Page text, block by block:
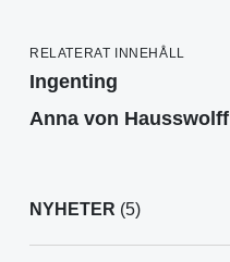
RELATERAT INNEHÅLL
Ingenting
Anna von Hausswolff
NYHETER (5)